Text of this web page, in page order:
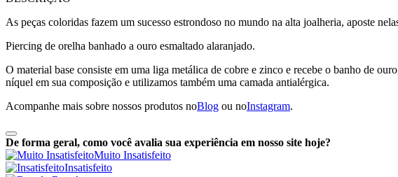
As peças coloridas fazem um sucesso estrondoso no mundo na alta joalheria, aposte
Piercing de orelha banhado a ouro esmaltado alaranjado.
O material base consiste em uma liga metálica de cobre e zinco e recebe o banho de
níquel em sua composição e utilizamos também uma camada antialérgica.
Acompanhe mais sobre nossos produtos noBlog ou noInstagram.
De forma geral, como você avalia sua experiência em nosso site hoje?
Muito Insatisfeito
Insatisfeito